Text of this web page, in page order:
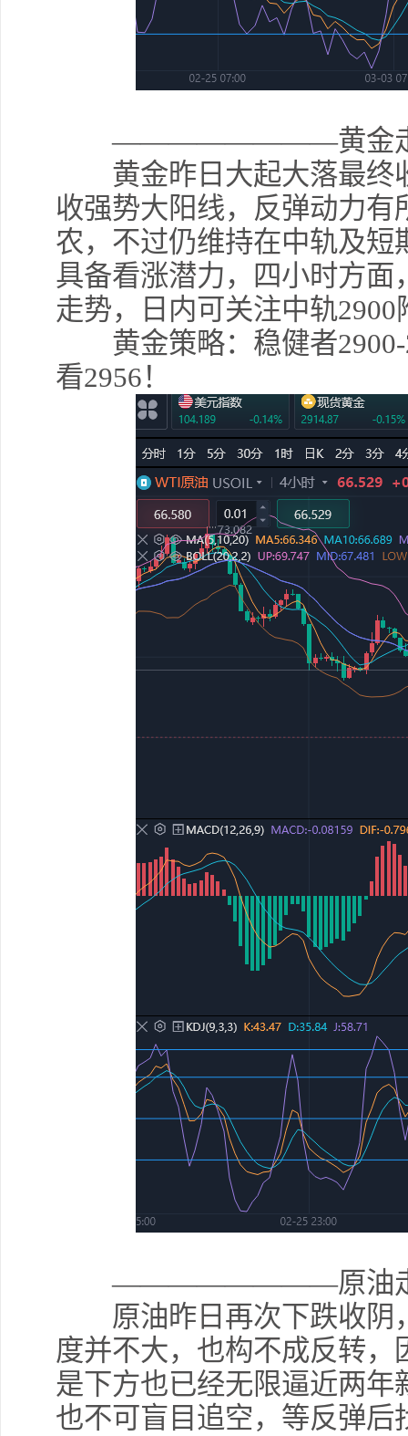
————————黄金走
黄金昨日大起大落最终
收强势大阳线，反弹动力
农，不过仍维持在中轨及
具备看涨潜力，四小时方
走势，日内可关注中轨2900
黄金策略：稳健者2900-
看2956！
————————原油走
原油昨日再次下跌收阴
度并不大，也构不成反转
是下方也已经无限逼近两
也不可盲目追空，等反弹